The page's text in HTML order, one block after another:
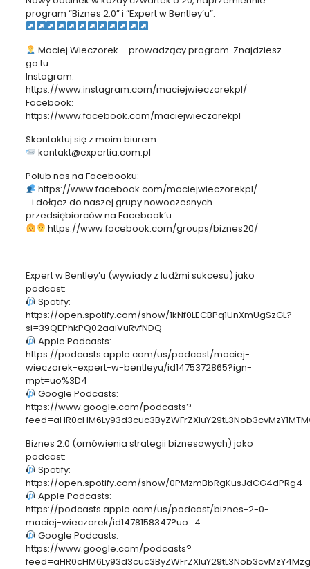
program “Biznes 2.0” i “Expert w Bentley’u”.
Maciej Wieczorek – prowadzący program. Znajdziesz
go tu:
Instagram:
https://www.instagram.com/maciejwieczorekpl/
Facebook:
https://www.facebook.com/maciejwieczorekpl
Skontaktuj się z moim biurem:
kontakt@expertia.com.pl
Polub nas na Facebooku:
https://www.facebook.com/maciejwieczorekpl/
…i dołącz do naszej grupy nowoczesnych
przedsiębiorców na Facebook’u:
‍ https://www.facebook.com/groups/biznes20/
——————————————————-
Expert w Bentley’u (wywiady z ludźmi sukcesu) jako
podcast:
Spotify:
https://open.spotify.com/show/1kNf0LECBPq1UnXmUgSzGL?
si=39QEPhkPQ02aaiVuRvfNDQ
Apple Podcasts:
https://podcasts.apple.com/us/podcast/maciej-
wieczorek-expert-w-bentleyu/id1475372865?ign-
mpt=uo%3D4
Google Podcasts:
https://www.google.com/podcasts?
Biznes 2.0 (omówienia strategii biznesowych) jako
podcast:
Spotify:
https://open.spotify.com/show/0PMzmBbRgKusJdCG4dPRg4
Apple Podcasts:
https://podcasts.apple.com/us/podcast/biznes-2-0-
maciej-wieczorek/id1478158347?uo=4
Google Podcasts:
https://www.google.com/podcasts?